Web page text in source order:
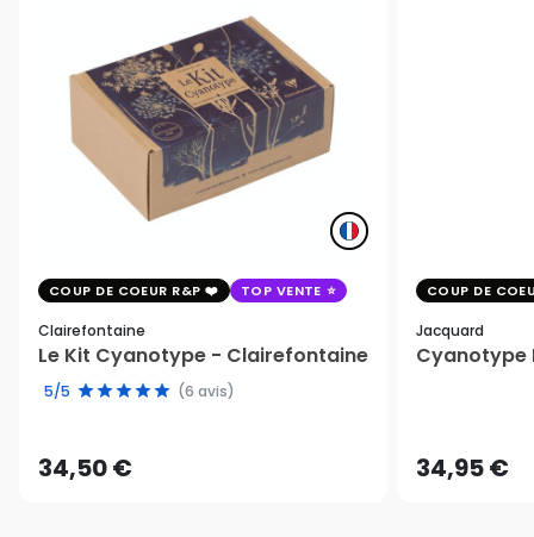
COUP DE COEUR R&P TOP VENTE
Clairefontaine
Le Kit Cyanotype - Clairefontaine
5/5 (6 avis)
34,50 €
COUP DE
Jacquard
Cyanotype
34,95 €